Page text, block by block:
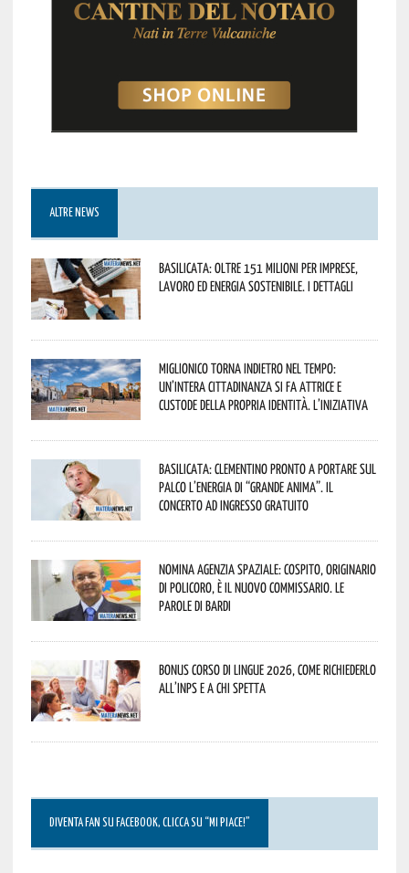
ALTRE NEWS
Basilicata: oltre 151 milioni per imprese,
lavoro ed energia sostenibile. I dettagli
Miglionico torna indietro nel tempo:
un’intera cittadinanza si fa attrice e
custode della propria identità. L’iniziativa
Basilicata: Clementino pronto a portare sul
palco l’energia di “Grande Anima”. Il
concerto ad ingresso gratuito
Nomina Agenzia Spaziale: Cospito, originario
di Policoro, è il nuovo commissario. Le
parole di Bardi
Bonus corso di lingue 2026, come richiederlo
all’INPS e a chi spetta
DIVENTA FAN SU FACEBOOK, CLICCA SU “MI PIACE!”